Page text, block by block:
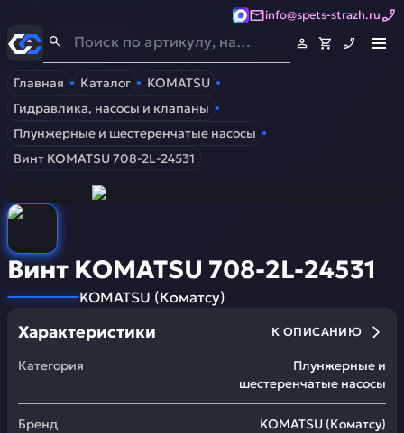
info@spets-strazh.ru
Спец-Страж- Запчасти для спецтехники
Главная Каталог
KOMATSU
Гидравлика, насосы и клапаны
Плунжерные и шестеренчатые насосы
Винт KOMATSU 708-2L-24531
Винт KOMATSU 708-2L-24531
KOMATSU (Коматсу)
Характеристики К ОПИСАНИЮ
Категория
Плунжерные и
шестеренчатые насосы
Бренд KOMATSU (Коматсу)